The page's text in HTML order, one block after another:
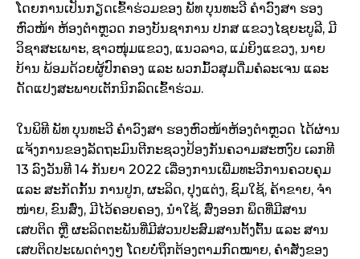
ໂດຍການເປັນກຽດເຂົ້າຮ່ວມຂອງ ພັທ ບຸນທະວີ ຄໍາວົງສາ ຮອງ
ຫົວໜ້າ ຫ້ອງຕໍາຫຼວດ ກອງບັນຊາການ ປກສ ແຂວງໄຊຍະບູລີ, ມີ
ວິຊາສະເພາະ, ຊາວໜຸ່ມແຂວງ, ແນວລາວ, ແມ່ຍິງແຂວງ, ນາຍ
ບ້ານ ພ້ອມດ້ວຍຜູ້ປົກຄອງ ແລະ ພວກມົ້ວສຸມດື່ມຄໍລະເຈນ ແລະ
ດັດແປງສະພາບເຕັກນິກລົດເຂົ້າຮ່ວມ.
ໃນພິທີ ພັທ ບຸນທະວີ ຄໍາວົງສາ ຮອງຫົວໜ້າຫ້ອງຕຳຫຼວດ ໄດ້ຜ່ານ
ແຈ້ງການຂອງລັດຖະມົນຕີກະຊວງປ້ອງກັນຄວາມສະຫງົບ ເລກທີ
13 ລົງວັນທີ 14 ກັນຍາ 2022 ເລື່ອງການເພີ່ມທະວີການຄວບຄຸມ
ແລະ ສະກັດກັ້ນ ການປູກ, ຜະລິດ, ປຸງແຕ່ງ, ຊົມໃຊ້, ຄ້າຂາຍ, ຈໍາ
ໜ່າຍ, ຂົນສົ່ງ, ມີໄວ້ຄອບຄອງ, ນໍາໃຊ້, ສົ່ງອອກ ພຶດທີ່ມີສານ
ເສບຕິດ ຫຼື ຜະລິດຕະພັນທີ່ມີສ່ວນປະສົມສານຕັ້ງຕົ້ນ ແລະ ສານ
ເສບຕິດປະເພດຕ່າງໆ ໂດຍບໍ່ຖຶກຕ້ອງຕາມກົດໝາຍ, ຄໍາສັ່ງຂອງ